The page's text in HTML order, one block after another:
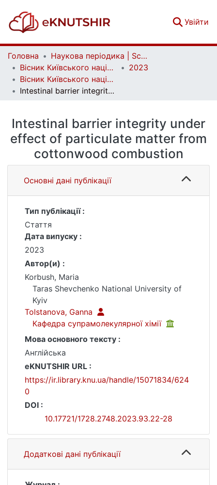
Увійти
Головна
Наукова періодика | Scientific periodicals
Вісник Київського національного університету імені Тараса Шевченка. Біологія | Bulletin of Taras Shevchenko Kyiv National University. Biology
2023
Вісник Київського національного університету імені Тараса Шевченка. Біологія. Том 93, № 2
Intestinal barrier integrity under effect of particulate matter from cottonwood combustion
Intestinal barrier integrity under
effect of particulate matter from
cottonwood combustion
Основні дані публікації
Тип публікації :
Стаття
Дата випуску :
2023
Автор(и) :
Korbush, Maria
Taras Shevchenko National University of
Kyiv
Tolstanova, Ganna
Кафедра супрамолекулярної хімії
Мова основного тексту :
Англійська
eKNUTSHIR URL :
https://ir.library.knu.ua/handle/15071834/624
0
DOI :
10.17721/1728.2748.2023.93.22-28
Додаткові дані публікації